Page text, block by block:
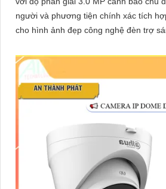
người và phương tiện chính xác tích
cho hình ảnh đẹp công nghệ đèn trợ